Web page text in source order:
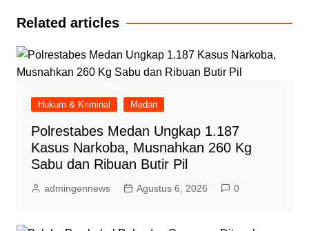
Related articles
Hukum & Kriminal Medan
Polrestabes Medan Ungkap 1.187
Kasus Narkoba, Musnahkan 260 Kg
Sabu dan Ribuan Butir Pil
admingennews Agustus 6, 2026 0